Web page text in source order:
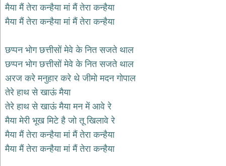
साईं
भजन
जैन
भजन
jain
bhajans
दुर्गा
भजन
durga
bhajans
गणेश
भजन
मैया मैं तेरा कन्हैया मां मैं तेरा कन्हैया
मैया मैं तेरा कन्हैया मां मैं तेरा कन्हैया
छप्पन भोग छत्तीसों मेवे के नित सजते थाल
छप्पन भोग छत्तीसों मेवे के नित सजते थाल
अरज करे मनुहार करे थे जीमो मदन गोपाल
तेरे हाथ से खाऊं मैया
तेरे हाथ से खाऊं मैया मन में आवे रे
मैया मेरी भूख मिटे है जो तू खिलावे रे
मैया मैं तेरा कन्हैया मां मैं तेरा कन्हैया
मैया मैं तेरा कन्हैया मां मैं तेरा कन्हैया